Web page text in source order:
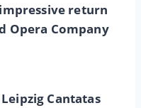
impressive return
Opera Company
Cantatas